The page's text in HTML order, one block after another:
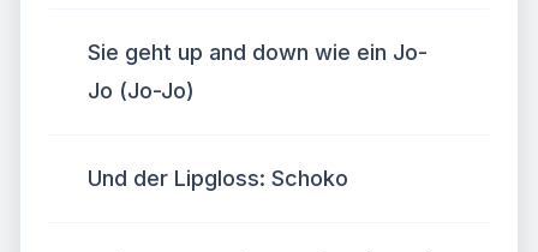
Sie geht up and down wie ein Jo-
Jo (Jo-Jo)
Und der Lipgloss: Schoko